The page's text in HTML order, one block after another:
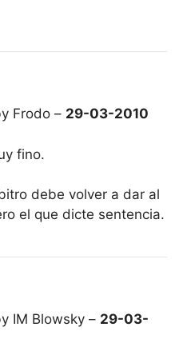
Frodo – 29-03-2010
fino.
debe volver a dar al
el que dicte sentencia.
IM Blowsky – 29-03-